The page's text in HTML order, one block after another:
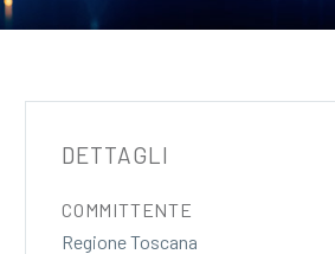
DETTAGLI
COMMITTENTE
Regione Toscana